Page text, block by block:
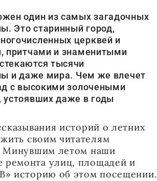
один из самых загадочных
Это старинный город,
церквей и
притчами и знаменитыми
тысячи
и даже мира. Чем же влечет
с высокими золочеными
устоявших даже в годы
историй о летних
своим читателям
Минувшим летом наши
ремонта улиц, площадей и
историю об этом посещении.